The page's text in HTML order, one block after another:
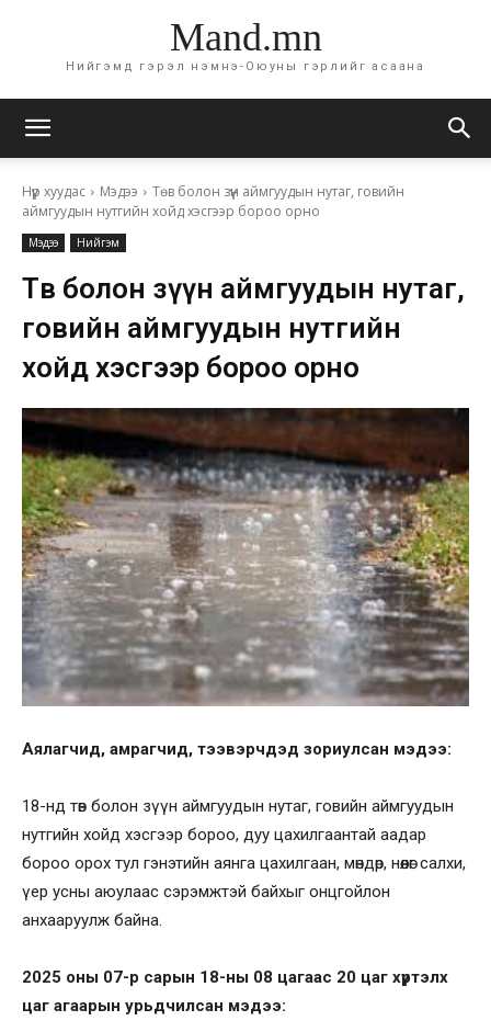
Mand.mn
Нийгэмд гэрэл нэмнэ-Оюуны гэрлийг асаана
Нүүр хуудас Мэдээ
Төв болон зүүн аймгуудын нутаг, говийн
аймгуудын нутгийн хойд хэсгээр бороо орно
Мэдээ Нийгэм
Төв болон зүүн аймгуудын нутаг,
говийн аймгуудын нутгийн
хойд хэсгээр бороо орно
Аялагчид, амрагчид, тээвэрчдэд зориулсан мэдээ:
18-нд төв болон зүүн аймгуудын нутаг, говийн аймгуудын
нутгийн хойд хэсгээр бороо, дуу цахилгаантай аадар
бороо орох тул гэнэтийн аянга цахилгаан, мөндөр, нөөлөг салхи,
үер усны аюулаас сэрэмжтэй байхыг онцгойлон
анхааруулж байна.
2025 оны 07-р сарын 18-ны 08 цагаас 20 цаг хүртэлх
цаг агаарын урьдчилсан мэдээ: